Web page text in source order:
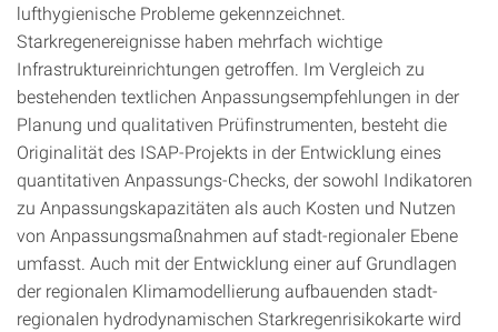
lufthygienische Probleme gekennzeichnet.
Starkregenereignisse haben mehrfach wichtige
Infrastruktureinrichtungen getroffen. Im Vergleich zu
bestehenden textlichen Anpassungsempfehlungen in der
Planung und qualitativen Prüfinstrumenten, besteht die
Originalität des ISAP-Projekts in der Entwicklung eines
quantitativen Anpassungs-Checks, der sowohl Indikatoren
zu Anpassungskapazitäten als auch Kosten und Nutzen
von Anpassungsmaßnahmen auf stadt-regionaler Ebene
umfasst. Auch mit der Entwicklung einer auf Grundlagen
der regionalen Klimamodellierung aufbauenden stadt-
regionalen hydrodynamischen Starkregenrisikokarte wird